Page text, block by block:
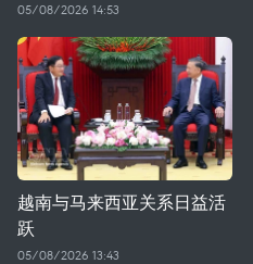
05/08/2026 14:53
越南与马来西亚关系日益活
跃
05/08/2026 13:43